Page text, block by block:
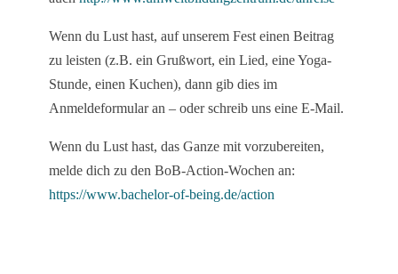
Wenn du Lust hast, auf unserem Fest einen Beitrag
zu leisten (z.B. ein Grußwort, ein Lied, eine Yoga-
Stunde, einen Kuchen), dann gib dies im
Anmeldeformular an – oder schreib uns eine E-Mail.
Wenn du Lust hast, das Ganze mit vorzubereiten,
melde dich zu den BoB-Action-Wochen an:
https://www.bachelor-of-being.de/action